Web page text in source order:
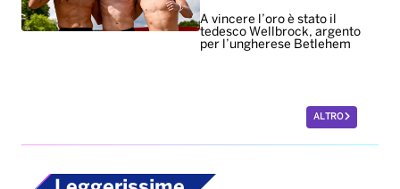
A vincere l’oro è stato il
tedesco Wellbrock, argento
per l’ungherese Betlehem
ALTRO